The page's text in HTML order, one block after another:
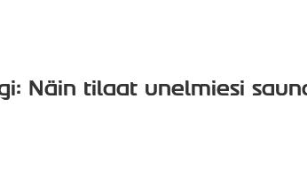
Näin tilaat unelmiesi